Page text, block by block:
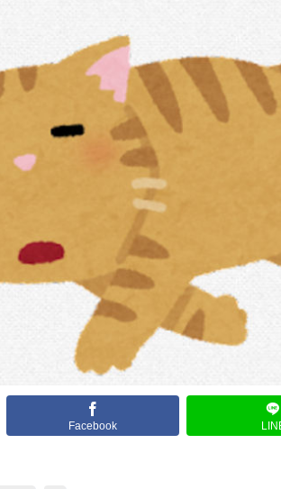
ぞ！」 日本の消防署を
堀、ショートスリーパー
【画像】女
性加害、特定なら「降
【疑問】大
パウリからMFジャクソ
Facebook